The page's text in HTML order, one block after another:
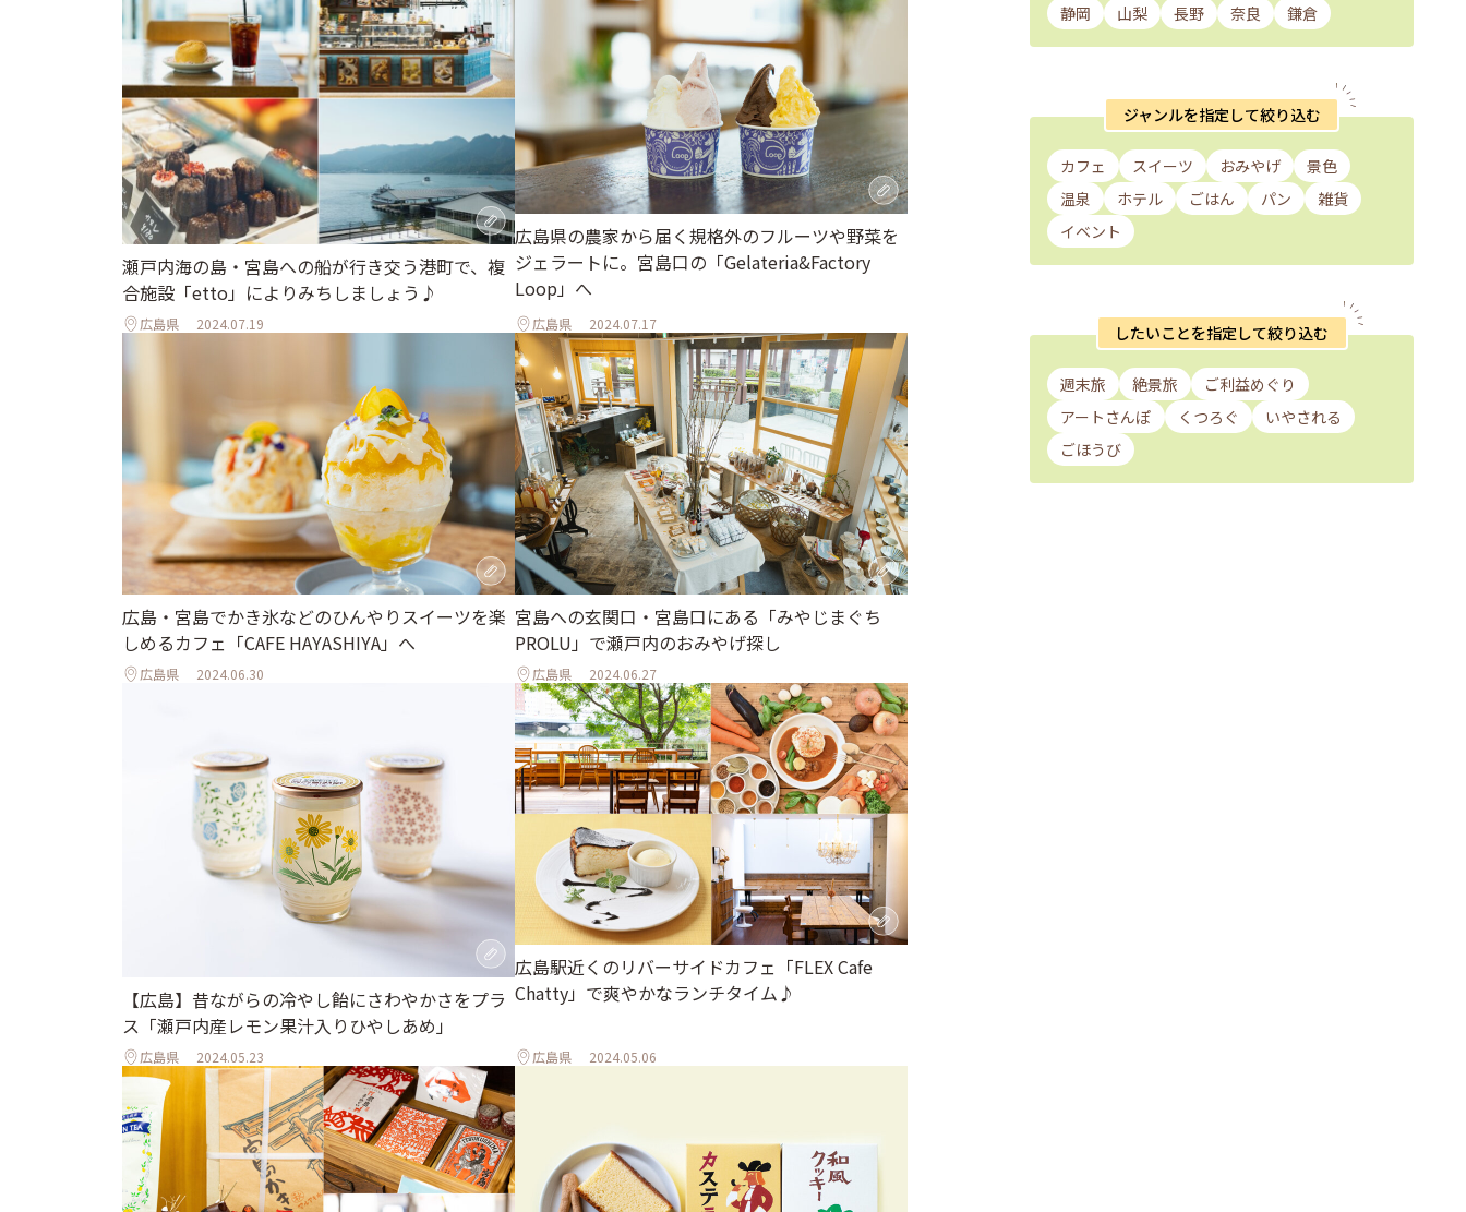
瀬戸内海の島・宮島への船が行き交う港町で、複
合施設「etto」によりみちしましょう♪
広島県 2024.07.19
広島県の農家から届く規格外のフルーツや野菜を
ジェラートに。宮島口の「Gelateria&Factory
Loop」へ
広島県 2024.07.17
広島・宮島でかき氷などのひんやりスイーツを楽
しめるカフェ「CAFE HAYASHIYA」へ
広島県 2024.06.30
宮島への玄関口・宮島口にある「みやじまぐち
PROLU」で瀬戸内のおみやげ探し
広島県 2024.06.27
【広島】昔ながらの冷やし飴にさわやかさをプラ
ス「瀬戸内産レモン果汁入りひやしあめ」
広島県 2024.05.23
広島駅近くのリバーサイドカフェ「FLEX Cafe
Chatty」で爽やかなランチタイム♪
広島県 2024.05.06
静岡
山梨 長野 奈良 鎌倉
ジャンルを指定して絞り込む
カフェ スイーツ おみやげ
景色
温泉
ホテル ごはん パン
雑貨
イベント
したいことを指定して絞り込む
週末旅 絶景旅
ご利益めぐり
アートさんぽ
くつろぐ
いやされる
ごほうび